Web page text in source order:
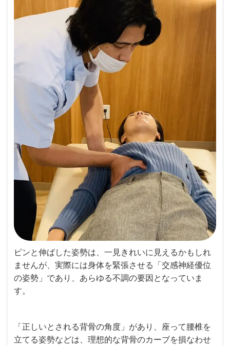
ピンと伸ばした姿勢は、一見きれいに見えるかもしれ
ませんが、実際には身体を緊張させる「交感神経優位
の姿勢」であり、あらゆる不調の要因となっていま
す。
「正しいとされる背骨の角度」があり、座って腰椎を
立てる姿勢などは、理想的な背骨のカーブを損なわせ